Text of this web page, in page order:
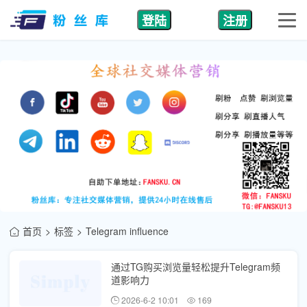
登陆 注册
首页 标签 Telegram influence
通过TG购买浏览量轻松提升Telegram频
道影响力
2026-6-2 10:01 169